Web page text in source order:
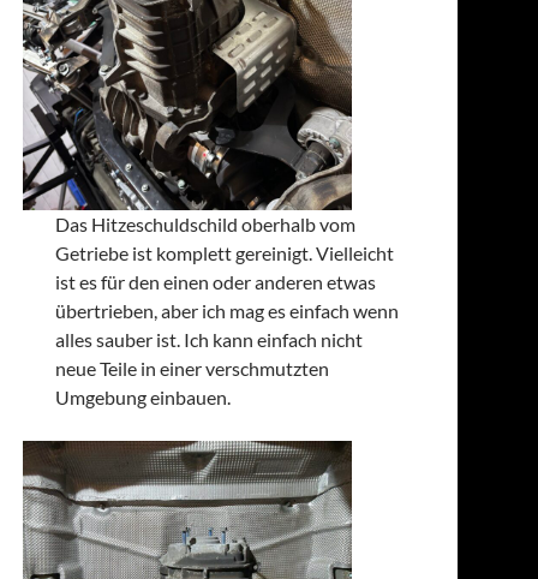
Das Hitzeschuldschild oberhalb vom
Getriebe ist komplett gereinigt. Vielleicht
ist es für den einen oder anderen etwas
übertrieben, aber ich mag es einfach wenn
alles sauber ist. Ich kann einfach nicht
neue Teile in einer verschmutzten
Umgebung einbauen.